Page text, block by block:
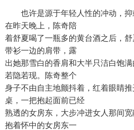
也许是源于年轻人性的冲动，抑
在昨天晚上，陈奇陪
着舒夏喝了一瓶多的黄台酒之后，
带衫一边的肩带，露
出她那雪白的香肩和大半只洁白饱
若隐若现。陈奇整个
身子不由自主地颤抖着，红着眼睛
桌，一把抱起面前已经
熟透的女房东，大步冲进女人那间宽
抱着怀中的女房东一